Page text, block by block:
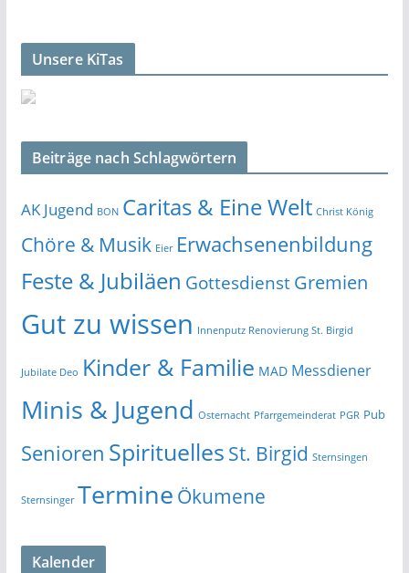
Unsere KiTas
Beiträge nach Schlagwörtern
AK Jugend BON Caritas & Eine Welt Christ König
Chöre & Musik Eier Erwachsenenbildung
Feste & Jubiläen GottesdienstGremien
Gut zu wissen Innenputz Renovierung St. Birgid
Jubilate Deo Kinder & Familie MAD Messdiener
Minis & Jugend Osternacht Pfarrgemeinderat PGR Pub
Senioren Spirituelles St. Birgid Sternsingen
Sternsinger Termine Ökumene
Kalender